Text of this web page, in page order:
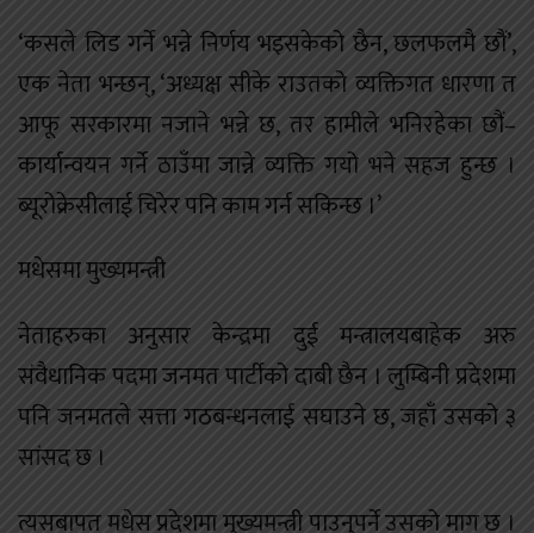
‘कसले लिड गर्ने भन्ने निर्णय भइसकेको छैन, छलफलमै छौं’,
एक नेता भन्छन्, ‘अध्यक्ष सीके राउतको व्यक्तिगत धारणा त
आफू सरकारमा नजाने भन्ने छ, तर हामीले भनिरहेका छौं–
कार्यान्वयन गर्ने ठाउँमा जान्ने व्यक्ति गयो भने सहज हुन्छ ।
ब्यूरोक्रेसीलाई चिरेर पनि काम गर्न सकिन्छ ।’
मधेसमा मुख्यमन्त्री
नेताहरुका अनुसार केन्द्रमा दुई मन्त्रालयबाहेक अरु
संवैधानिक पदमा जनमत पार्टीको दाबी छैन । लुम्बिनी प्रदेशमा
पनि जनमतले सत्ता गठबन्धनलाई सघाउने छ, जहाँ उसको ३
सांसद छ ।
त्यसबापत मधेस प्रदेशमा मुख्यमन्त्री पाउनुपर्ने उसको माग छ ।